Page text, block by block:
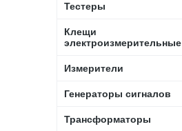
Тестеры
Клещи
электроизмерительные
Измерители
Генераторы сигналов
Трансформаторы